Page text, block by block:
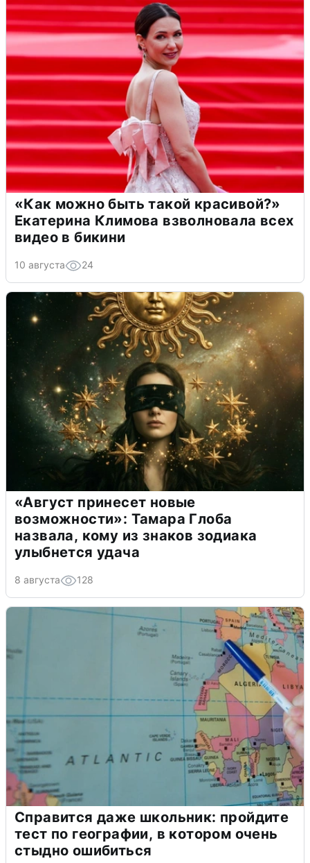
«Как можно быть такой красивой?»
Екатерина Климова взволновала всех
видео в бикини
10 августа 24
«Август принесет новые
возможности»: Тамара Глоба
назвала, кому из знаков зодиака
улыбнется удача
8 августа 128
Справится даже школьник: пройдите
тест по географии, в котором очень
стыдно ошибиться